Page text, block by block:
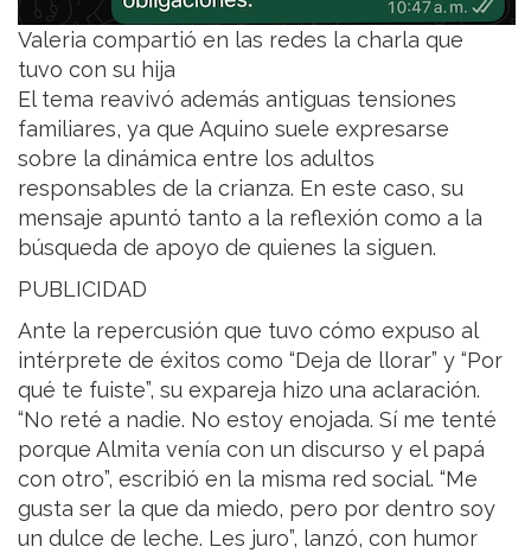
Valeria compartió en las redes la charla que
tuvo con su hija
El tema reavivó además antiguas tensiones
familiares, ya que Aquino suele expresarse
sobre la dinámica entre los adultos
responsables de la crianza. En este caso, su
mensaje apuntó tanto a la reflexión como a la
búsqueda de apoyo de quienes la siguen.
PUBLICIDAD
Ante la repercusión que tuvo cómo expuso al
intérprete de éxitos como “Deja de llorar” y “Por
qué te fuiste”, su expareja hizo una aclaración.
“No reté a nadie. No estoy enojada. Sí me tenté
porque Almita venía con un discurso y el papá
con otro”, escribió en la misma red social. “Me
gusta ser la que da miedo, pero por dentro soy
un dulce de leche. Les juro”, lanzó, con humor